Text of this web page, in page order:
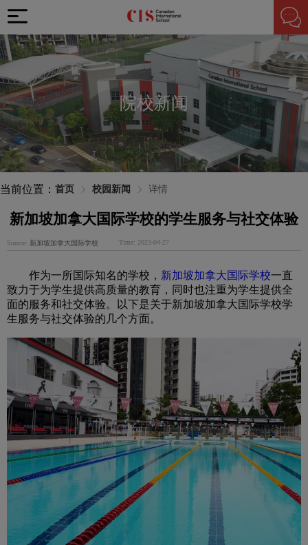
院校新闻
当前位置： 首页 校园新闻 详情
新加坡加拿大国际学校的学生服务与社交体验
Source: 新加坡加拿大国际学校 Time: 2023-04-27
作为一所国际知名的学校， 新加坡加拿大国际学校一直
致力于为学生提供高质量的教育，同时也注重为学生提供全
面的服务和社交体验。以下是关于新加坡加拿大国际学校学
生服务与社交体验的几个方面。